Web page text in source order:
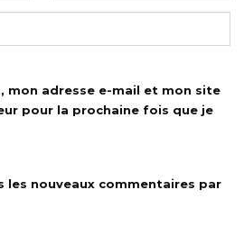
mon adresse e-mail et mon site
pour la prochaine fois que je
les nouveaux commentaires par